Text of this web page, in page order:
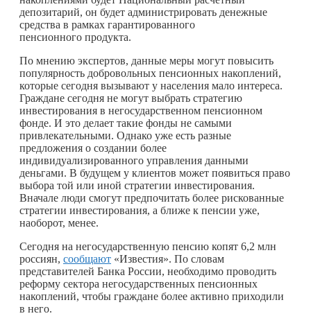
депозитарий, он будет администрировать денежные
средства в рамках гарантированного
пенсионного продукта.
По мнению экспертов, данные меры могут повысить
популярность добровольных пенсионных накоплений,
которые сегодня вызывают у населения мало интереса.
Граждане сегодня не могут выбрать стратегию
инвестирования в негосударственном пенсионном
фонде. И это делает такие фонды не самыми
привлекательными. Однако уже есть разные
предложения о создании более
индивидуализированного управления данными
деньгами. В будущем у клиентов может появиться право
выбора той или иной стратегии инвестирования.
Вначале люди смогут предпочитать более рискованные
стратегии инвестирования, а ближе к пенсии уже,
наоборот, менее.
Сегодня на негосударственную пенсию копят 6,2 млн
россиян, сообщают «Известия». По словам
представителей Банка России, необходимо проводить
реформу сектора негосударственных пенсионных
накоплений, чтобы граждане более активно приходили
в него.